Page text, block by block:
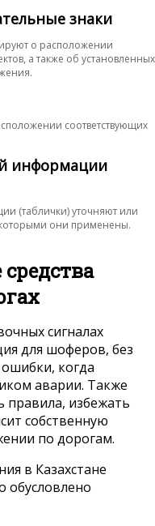
знаки
о расположении
а также об установленных
соответствующих
информации
(таблички) уточняют или
которыми они применены.
сигналах
для шоферов, без
когда
аварии. Также
правила, избежать
собственную
по дорогам.
в Казахстане
обусловлено